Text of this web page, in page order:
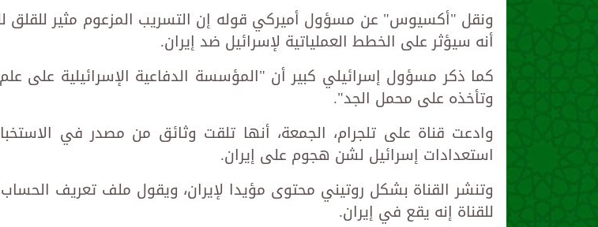
ونقل "أكسيوس" عن مسؤول أميركي قوله إن التسريب المزعوم مثير للقلق
أنه سيؤثر على الخطط العملياتية لإسرائيل ضد إيران.
كما ذكر مسؤول إسرائيلي كبير أن "المؤسسة الدفاعية الإسرائيلية على
وتأخذه على محمل الجد".
وادعت قناة على تلجرام، الجمعة، أنها تلقت وثائق من مصدر في
استعدادات إسرائيل لشن هجوم على إيران.
وتنشر القناة بشكل روتيني محتوى مؤيدا لإيران، ويقول ملف تعريف
للقناة إنه يقع في إيران.